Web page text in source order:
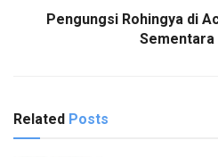
Pengungsi Rohingya di
Sementara
Related Posts